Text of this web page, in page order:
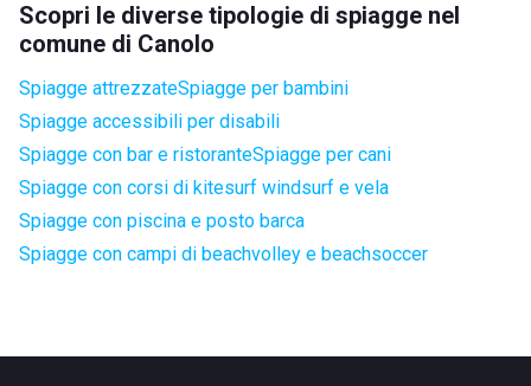
Scopri le diverse tipologie di spiagge nel
comune di Canolo
Spiagge attrezzateSpiagge per bambini
Spiagge accessibili per disabili
Spiagge con bar e ristoranteSpiagge per cani
Spiagge con corsi di kitesurf windsurf e vela
Spiagge con piscina e posto barca
Spiagge con campi di beachvolley e beachsoccer